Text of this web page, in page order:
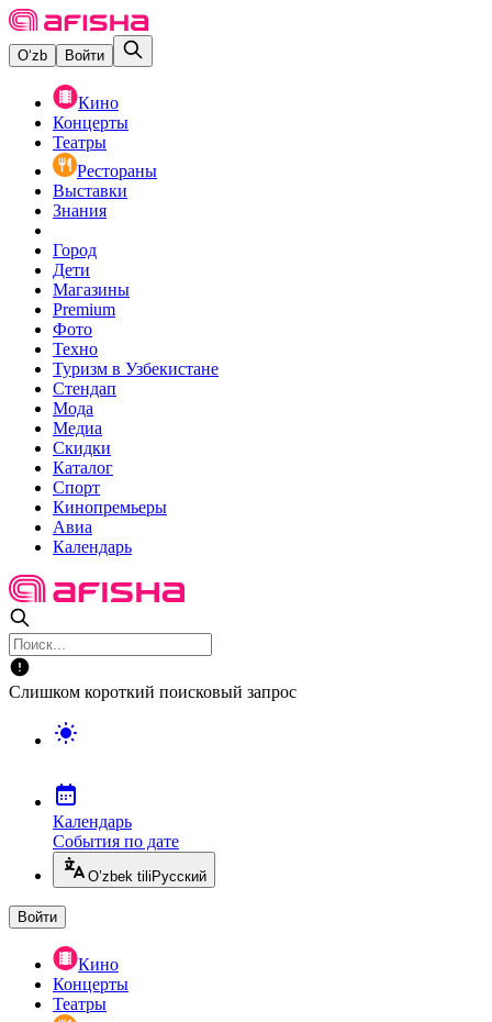
O‘zb Войти
Кино
Концерты
Театры
Рестораны
Выставки
Знания
Город
Дети
Магазины
Premium
Фото
Техно
Туризм в Узбекистане
Стендап
Мода
Медиа
Скидки
Каталог
Спорт
Кинопремьеры
Авиа
Календарь
Слишком короткий поисковый запрос
Календарь
События по дате
O’zbek tili Русский
Войти
Кино
Концерты
Театры